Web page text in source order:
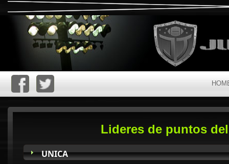
Lideres de puntos
UNICA